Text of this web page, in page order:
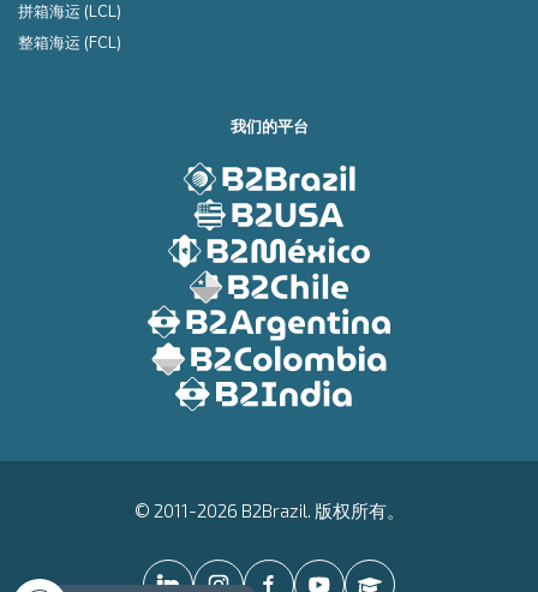
拼箱海运 (LCL)
整箱海运 (FCL)
我们的平台
© 2011-2026 B2Brazil. 版权所有。